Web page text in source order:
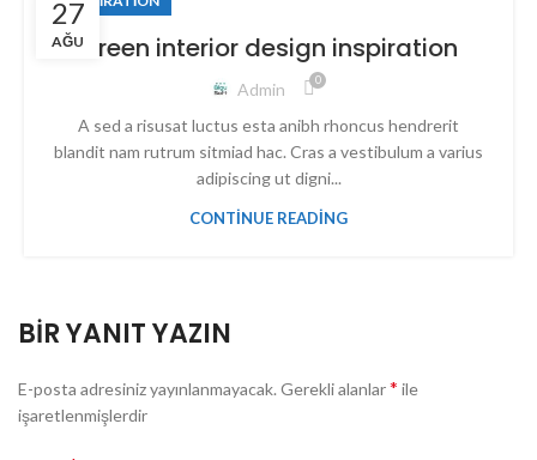
27
AĞUGreen interior design inspiration
Admin 0
A sed a risusat luctus esta anibh rhoncus hendrerit
blandit nam rutrum sitmiad hac. Cras a vestibulum a varius
adipiscing ut digni...
CONTINUE READING
BIR YANIT YAZIN
E-posta adresiniz yayınlanmayacak.Gerekli alanlar* ile
işaretlenmişlerdir